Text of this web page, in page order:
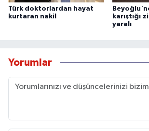
Türk doktorlardan hayat
kurtaran nakil
karıştığı
yaralı
Yorumlar